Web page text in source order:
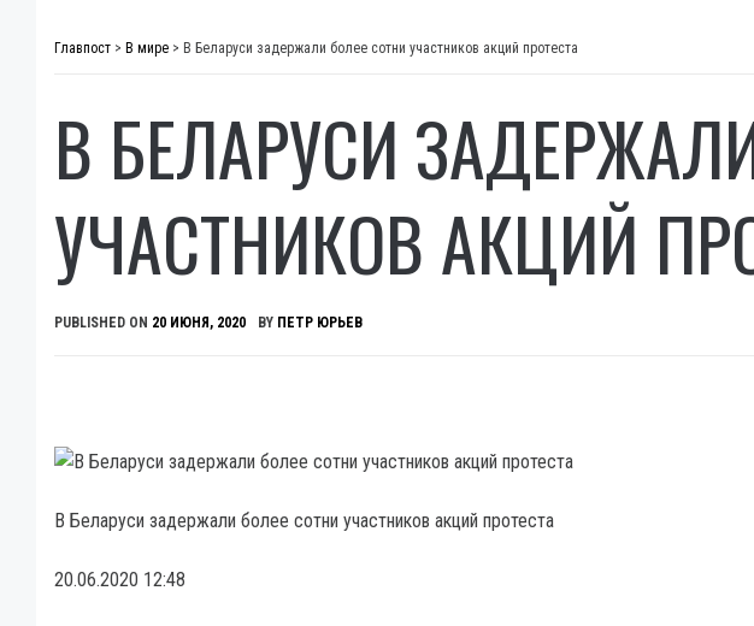
Главпост > В мире > В Беларуси задержали более сотни участников акций протеста
В БЕЛАРУСИ
УЧАСТНИКОВ АКЦИЙ
PUBLISHED ON 20 ИЮНЯ, 2020 BY ПЕТР ЮРЬЕВ
В Беларуси задержали более сотни участников акций протеста
20.06.2020 12:48